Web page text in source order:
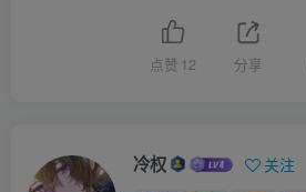
点赞 12 分享
冷权 关注